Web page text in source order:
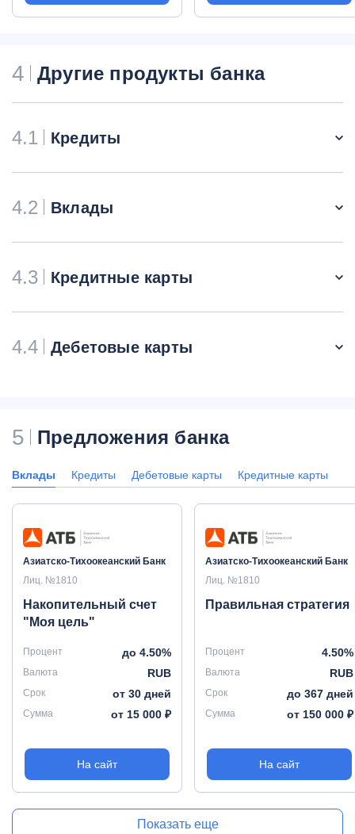
4 Другие продукты банка
4.1 Кредиты
4.2 Вклады
4.3 Кредитные карты
4.4 Дебетовые карты
5 Предложения банка
Вклады Кредиты Дебетовые карты Кредитные карты
Азиатско-Тихоокеанский Банк
Лиц. №1810
Накопительный счет
"Моя цель"
Процент до 4.50%
Валюта RUB
Срок от 30 дней
Сумма от 15 000 ₽
На сайт
Азиатско-Тихоокеанский Банк
Лиц. №1810
Правильная стратегия
Процент 4.50%
Валюта RUB
Срок до 367 дней
Сумма от 150 000 ₽
На сайт
Показать еще